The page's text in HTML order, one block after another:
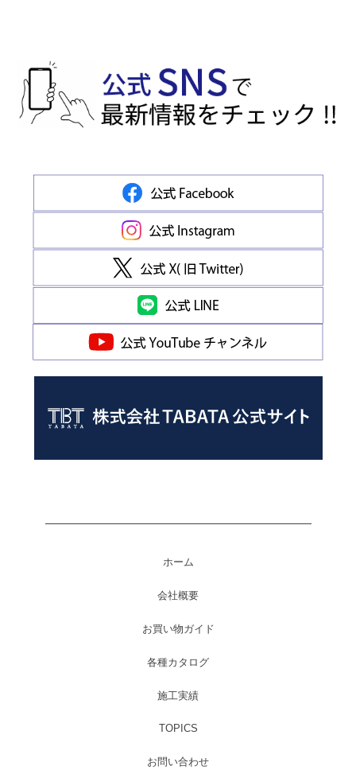
ホーム
会社概要
お買い物ガイド
各種カタログ
施工実績
TOPICS
お問い合わせ